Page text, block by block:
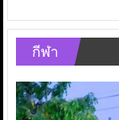
กีฬา